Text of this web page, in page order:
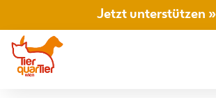
Jetzt unterstützen »